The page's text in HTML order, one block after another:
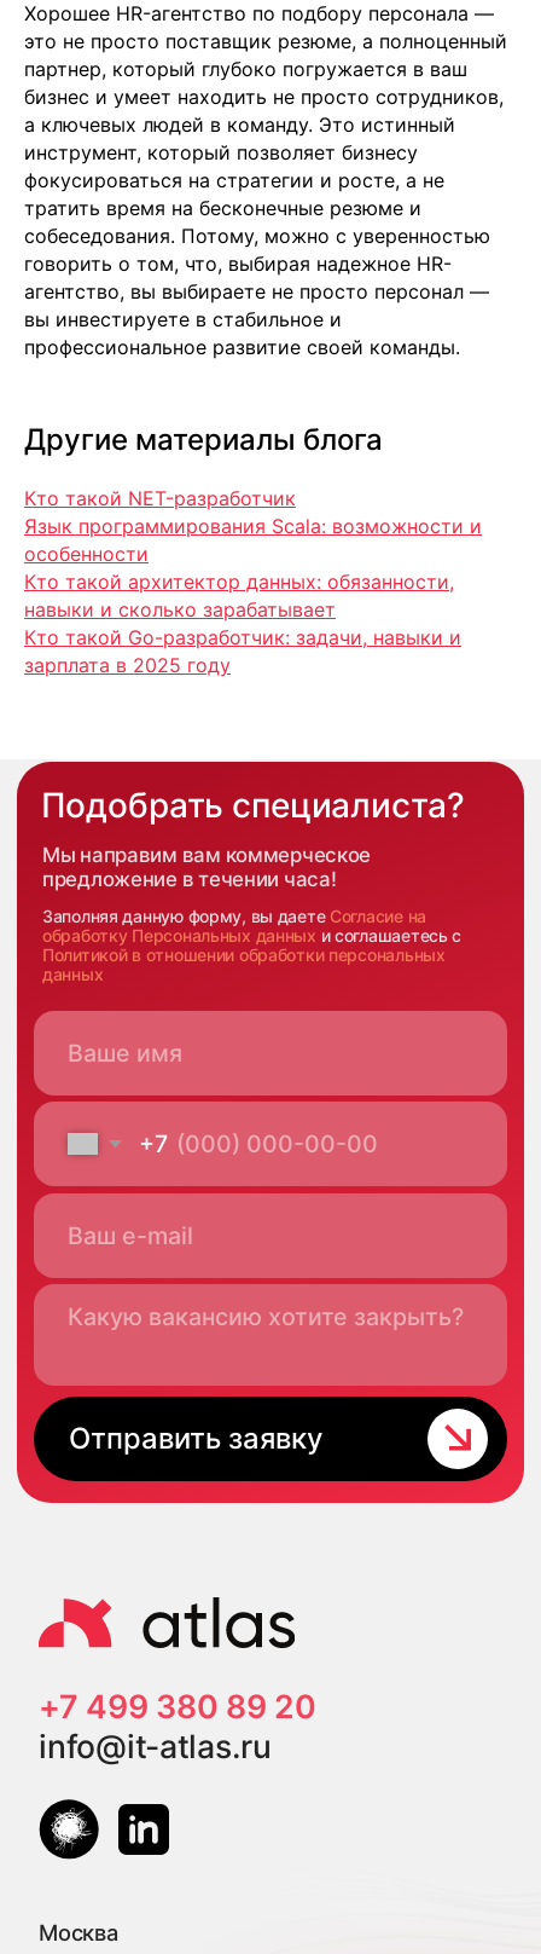
Хорошее HR-агентство по подбору персонала —
это не просто поставщик резюме, а полноценный
партнер, который глубоко погружается в ваш
бизнес и умеет находить не просто сотрудников,
а ключевых людей в команду. Это истинный
инструмент, который позволяет бизнесу
фокусироваться на стратегии и росте, а не
тратить время на бесконечные резюме и
собеседования. Потому, можно с уверенностью
говорить о том, что, выбирая надежное HR-
агентство, вы выбираете не просто персонал —
вы инвестируете в стабильное и
профессиональное развитие своей команды.
Другие материалы блога
Кто такой NET-разработчик
Язык программирования Scala: возможности и
особенности
Кто такой архитектор данных: обязанности,
навыки и сколько зарабатывает
Кто такой Go-разработчик: задачи, навыки и
зарплата в 2025 году
О нас
Экспертиза
Кейсы
Клиенты
Имплант
Блог
Политика конфиденциальности
Agios Georgios
Chavouzas, office 1-2
Limassol, Cyprus